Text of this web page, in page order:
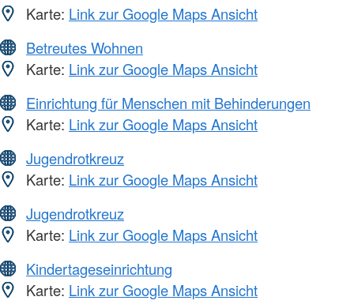
Karte: Link zur Google Maps Ansicht
Betreutes Wohnen
Karte: Link zur Google Maps Ansicht
Einrichtung für Menschen mit Behinderungen
Karte: Link zur Google Maps Ansicht
Jugendrotkreuz
Karte: Link zur Google Maps Ansicht
Jugendrotkreuz
Karte: Link zur Google Maps Ansicht
Kindertageseinrichtung
Karte: Link zur Google Maps Ansicht